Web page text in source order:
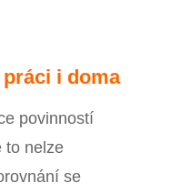
i doma
povinností
to nelze
se